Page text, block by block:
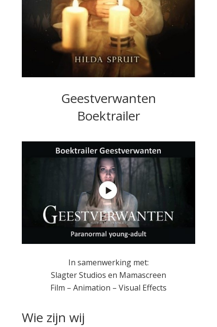
Geestverwanten
Boektrailer
In samenwerking met:
Slagter Studios en Mamascreen
Film – Animation – Visual Effects
Wie zijn wij